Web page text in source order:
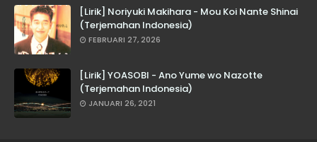
[Lirik] Noriyuki Makihara - Mou Koi Nante Shinai
(Terjemahan Indonesia)
FEBRUARI 27, 2026
[Lirik] YOASOBI - Ano Yume wo Nazotte
(Terjemahan Indonesia)
JANUARI 26, 2021